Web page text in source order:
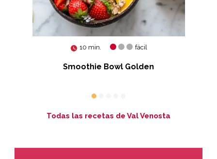
10 min. fácil
Smoothie Bowl Golden
Todas las recetas de Val Venosta